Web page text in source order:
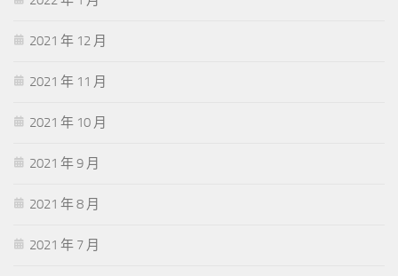
2021 年 12 月
2021 年 11 月
2021 年 10 月
2021 年 9 月
2021 年 8 月
2021 年 7 月